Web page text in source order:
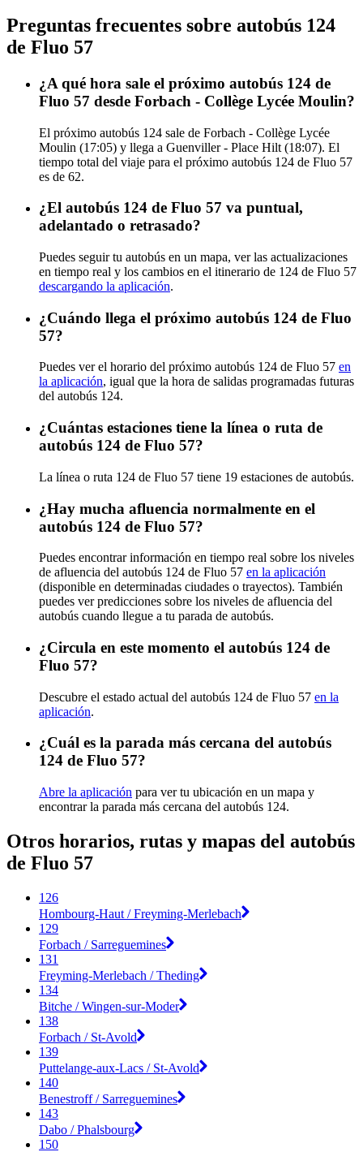
Preguntas frecuentes sobre autobús 124
de Fluo 57
¿A qué hora sale el próximo autobús 124 de
Fluo 57 desde Forbach - Collège Lycée Moulin?
El próximo autobús 124 sale de Forbach - Collège Lycée
Moulin (17:05) y llega a Guenviller - Place Hilt (18:07). El
tiempo total del viaje para el próximo autobús 124 de Fluo 57
es de 62.
¿El autobús 124 de Fluo 57 va puntual,
adelantado o retrasado?
Puedes seguir tu autobús en un mapa, ver las actualizaciones
en tiempo real y los cambios en el itinerario de 124 de Fluo 57
descargando la aplicación.
¿Cuándo llega el próximo autobús 124 de Fluo
57?
Puedes ver el horario del próximo autobús 124 de Fluo 57 en
la aplicación, igual que la hora de salidas programadas futuras
del autobús 124.
¿Cuántas estaciones tiene la línea o ruta de
autobús 124 de Fluo 57?
La línea o ruta 124 de Fluo 57 tiene 19 estaciones de autobús.
¿Hay mucha afluencia normalmente en el
autobús 124 de Fluo 57?
Puedes encontrar información en tiempo real sobre los niveles
de afluencia del autobús 124 de Fluo 57 en la aplicación
(disponible en determinadas ciudades o trayectos). También
puedes ver predicciones sobre los niveles de afluencia del
autobús cuando llegue a tu parada de autobús.
¿Circula en este momento el autobús 124 de
Fluo 57?
Descubre el estado actual del autobús 124 de Fluo 57 en la
aplicación.
¿Cuál es la parada más cercana del autobús
124 de Fluo 57?
Abre la aplicación para ver tu ubicación en un mapa y
encontrar la parada más cercana del autobús 124.
Otros horarios, rutas y mapas del autobús
de Fluo 57
126
Hombourg-Haut / Freyming-Merlebach
129
Forbach / Sarreguemines
131
Freyming-Merlebach / Theding
134
Bitche / Wingen-sur-Moder
138
Forbach / St-Avold
139
Puttelange-aux-Lacs / St-Avold
140
Benestroff / Sarreguemines
143
Dabo / Phalsbourg
150